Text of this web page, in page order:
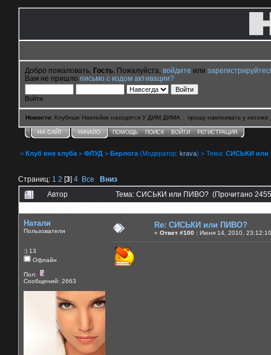
Добро пожаловать, Гость . Пожалуйста, войдите или
Вам не пришло письмо с кодом активации?
Войти
Новости: Клубные Наклейки находятся У ДИМ ДИМА . прошу наклеивать у негоже
НА САЙТ НАЧАЛО ПОМОЩЬ ПОИСК ВОЙТИ РЕГИСТРАЦИЯ
> Клуб вне клуба > ФЛУД > Берлога (Модератор: krava) > Тема: СИСЬКИ или
Страниц: 1 2 [3] 4 Все
Вниз
Автор
Тема: СИСЬКИ или ПИВО? (Прочитано
Натали
Пользователи
:) 13
Офлайн
Пол:
Сообщений: 2663
Re: СИСЬКИ или ПИВО?
« Ответ #100 : Июня 14, 2010,